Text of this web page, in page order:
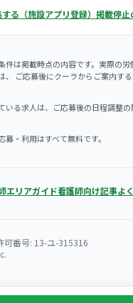
る（施設アプリ登録） 掲載停止
件は掲載時点の内容です。実際の
、 ご応募後にクーラからご案内す
いる求人は、ご応募後の日程調整
・利用はすべて無料です。
エリアガイド看護師向け記事よ
可番号: 13-ユ-315316